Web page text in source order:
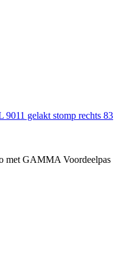
gelakt stomp rechts 83
met GAMMA Voordeelpas